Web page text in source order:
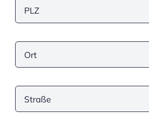
Über Uns
Downloads
Sponsoren